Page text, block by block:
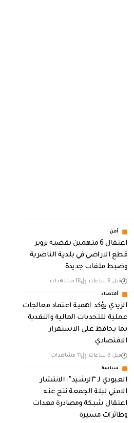
أمن
اعتقال 6 متهمين بقضية تزوير
قطع الاراضي في بلدية الناصرية
وضبط ملفات جديدة
قبل 8 ساعات 18 مشاهدات
أقتصاد
الزيدي يؤكد اهمية اعتماد معالجات
عملية للتحديات المالية والنقدية
بما يحافظ على الاستقرار
الاقتصادي
قبل 9 ساعات 11 مشاهدات
سياسة
العبودي لـ “الرشيد”: الانتشار
الامني ليلة الجمعة نتج عنه
اعتقال شبكة ومصادرة معدات
وطائرات مسيرة